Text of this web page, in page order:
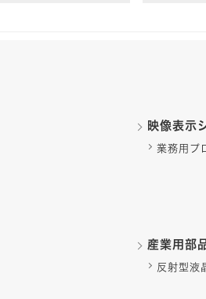
映像表示
業務用プ
産業用部
反射型液